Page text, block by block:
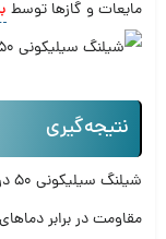
مایعات و گازها توسط
نتیجه‌گیری